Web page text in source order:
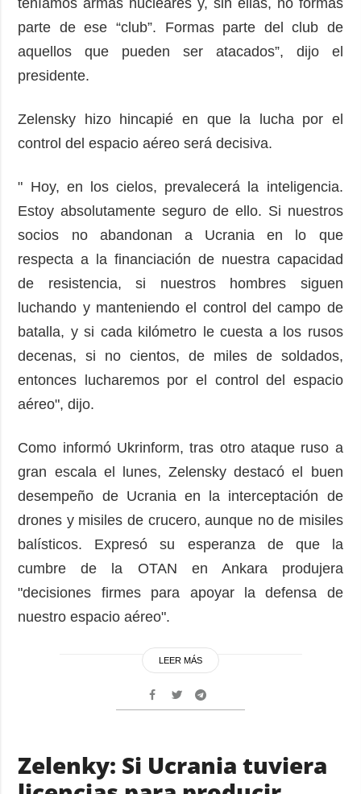
teníamos armas nucleares y, sin ellas, no formas
parte de ese “club”. Formas parte del club de
aquellos que pueden ser atacados”, dijo el
presidente.
Zelensky hizo hincapié en que la lucha por el
control del espacio aéreo será decisiva.
" Hoy, en los cielos, prevalecerá la inteligencia.
Estoy absolutamente seguro de ello. Si nuestros
socios no abandonan a Ucrania en lo que
respecta a la financiación de nuestra capacidad
de resistencia, si nuestros hombres siguen
luchando y manteniendo el control del campo de
batalla, y si cada kilómetro le cuesta a los rusos
decenas, si no cientos, de miles de soldados,
entonces lucharemos por el control del espacio
aéreo", dijo.
Como informó Ukrinform, tras otro ataque ruso a
gran escala el lunes, Zelensky destacó el buen
desempeño de Ucrania en la interceptación de
drones y misiles de crucero, aunque no de misiles
balísticos. Expresó su esperanza de que la
cumbre de la OTAN en Ankara produjera
"decisiones firmes para apoyar la defensa de
nuestro espacio aéreo".
LEER MÁS
Zelenky: Si Ucrania tuviera